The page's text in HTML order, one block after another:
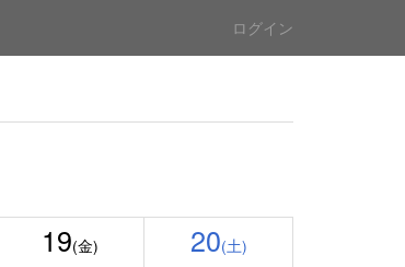
ログイン
19(金) 20(土)